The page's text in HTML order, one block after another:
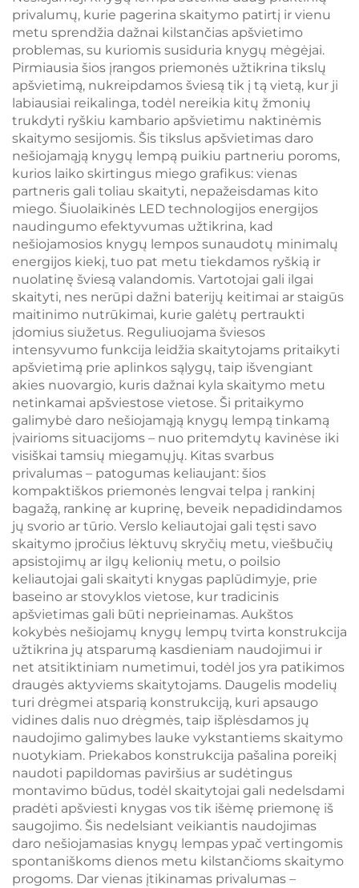
1800 mAh
perkraunama baterija
privalumų, kurie pagerina skaitymo patirtį ir vienu
metu sprendžia dažnai kilstančias apšvietimo
problemas, su kuriomis susiduria knygų mėgėjai.
Pirmiausia šios įrangos priemonės užtikrina tikslų
apšvietimą, nukreipdamos šviesą tik į tą vietą, kur ji
labiausiai reikalinga, todėl nereikia kitų žmonių
trukdyti ryškiu kambario apšvietimu naktinėmis
skaitymo sesijomis. Šis tikslus apšvietimas daro
nešiojamąją knygų lempą puikiu partneriu poroms,
kurios laiko skirtingus miego grafikus: vienas
partneris gali toliau skaityti, nepažeisdamas kito
miego. Šiuolaikinės LED technologijos energijos
naudingumo efektyvumas užtikrina, kad
nešiojamosios knygų lempos sunaudotų minimalų
energijos kiekį, tuo pat metu tiekdamos ryškią ir
nuolatinę šviesą valandomis. Vartotojai gali ilgai
skaityti, nes nerūpi dažni baterijų keitimai ar staigūs
maitinimo nutrūkimai, kurie galėtų pertraukti
įdomius siužetus. Reguliuojama šviesos
intensyvumo funkcija leidžia skaitytojams pritaikyti
apšvietimą prie aplinkos sąlygų, taip išvengiant
akies nuovargio, kuris dažnai kyla skaitymo metu
netinkamai apšviestose vietose. Ši pritaikymo
galimybė daro nešiojamąją knygų lempą tinkamą
įvairioms situacijoms – nuo pritemdytų kavinėse iki
visiškai tamsių miegamųjų. Kitas svarbus
privalumas – patogumas keliaujant: šios
kompaktiškos priemonės lengvai telpa į rankinį
bagažą, rankinę ar kuprinę, beveik nepadidindamos
jų svorio ar tūrio. Verslo keliautojai gali tęsti savo
skaitymo įpročius lėktuvų skryčių metu, viešbučių
apsistojimų ar ilgų kelionių metu, o poilsio
keliautojai gali skaityti knygas paplūdimyje, prie
baseino ar stovyklos vietose, kur tradicinis
apšvietimas gali būti neprieinamas. Aukštos
kokybės nešiojamų knygų lempų tvirta konstrukcija
užtikrina jų atsparumą kasdieniam naudojimui ir
net atsitiktiniam numetimui, todėl jos yra patikimos
draugės aktyviems skaitytojams. Daugelis modelių
turi drėgmei atsparią konstrukciją, kuri apsaugo
vidines dalis nuo drėgmės, taip išplėsdamos jų
naudojimo galimybes lauke vykstantiems skaitymo
nuotykiam. Priekabos konstrukcija pašalina poreikį
naudoti papildomas paviršius ar sudėtingus
montavimo būdus, todėl skaitytojai gali nedelsdami
pradėti apšviesti knygas vos tik išėmę priemonę iš
saugojimo. Šis nedelsiant veikiantis naudojimas
daro nešiojamasias knygų lempas ypač vertingomis
spontaniškoms dienos metu kilstančioms skaitymo
progoms. Dar vienas įtikinamas privalumas –